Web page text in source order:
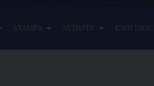
STAMPA ATTIVITA’ ENTI